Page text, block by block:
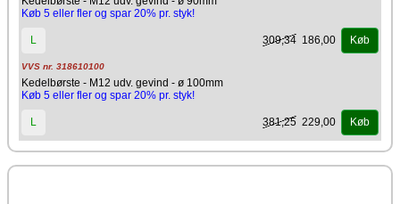
Køb 5 eller fler og spar 20% pr. styk!
L 309,34 186,00 Køb
VVS nr. 318610100
Kedelbørste - M12 udv. gevind - ø 100mm
Køb 5 eller fler og spar 20% pr. styk!
L 381,25 229,00 Køb